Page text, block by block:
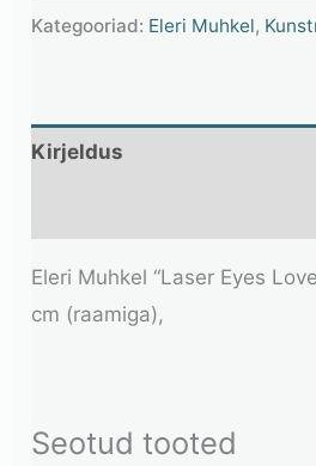
Kategooriad: Eleri Muhkel,
Kirjeldus
Eleri Muhkel “Laser Eyes
cm (raamiga),
Seotud tooted